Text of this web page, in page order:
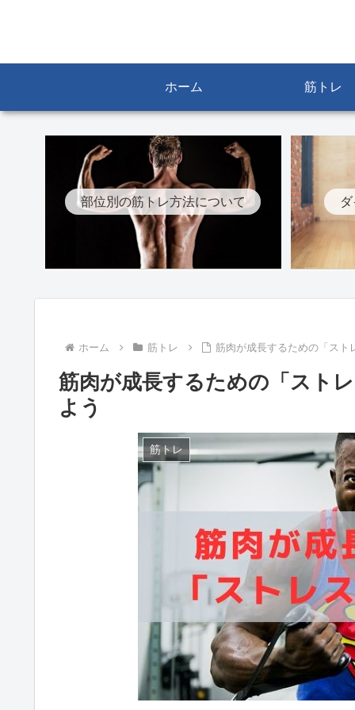
ホーム 筋トレ
部位別の筋トレ方法について
ホーム 筋トレ 筋肉が成長するための「スト
筋肉が成長するための「スト
よう
筋トレ